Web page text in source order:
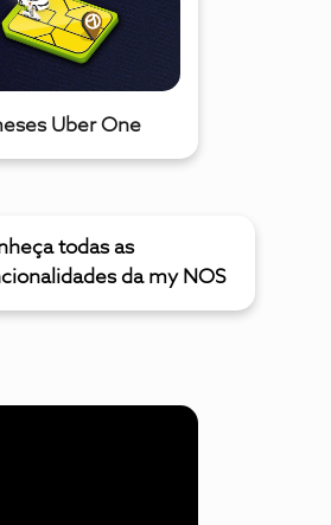
Uber One
todas as
da my NOS